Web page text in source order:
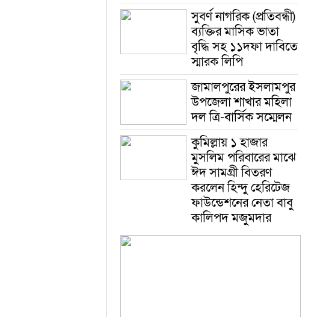
সুবর্ণ নাগরিক (প্রতিবন্ধী)
ব্যক্তির মাসিক ভাতা
বৃদ্ধি সহ ১১দফা দাবিতে
স্মারক লিপি
জামালপুরের ইসলামপুর
উপজেলা শাখার মহিলা
দল ত্রি-বার্সিক সম্মেলন
কুমিল্লায় ১ হাজার
মুসলিম পরিবারের মাঝে
ঈদ সামগ্রী বিতরণ
করলেন হিন্দু হেরিটেজ
ফাউন্ডেশনের নেতা বাবু
কালিপদ মজুমদার